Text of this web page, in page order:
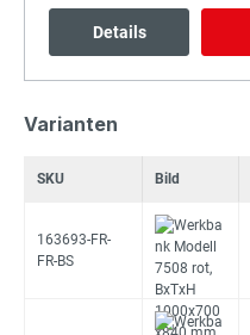
Details
Varianten
SKU Bild
163693-FR-
FR-BS